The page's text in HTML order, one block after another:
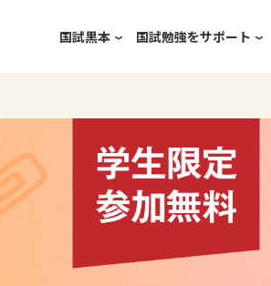
国試黒本 国試勉強をサポート